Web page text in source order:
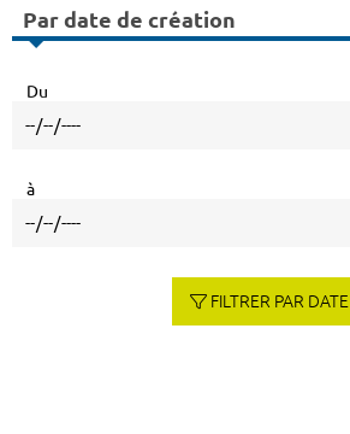
Par date de création
Du
à
FILTRER PAR DATE